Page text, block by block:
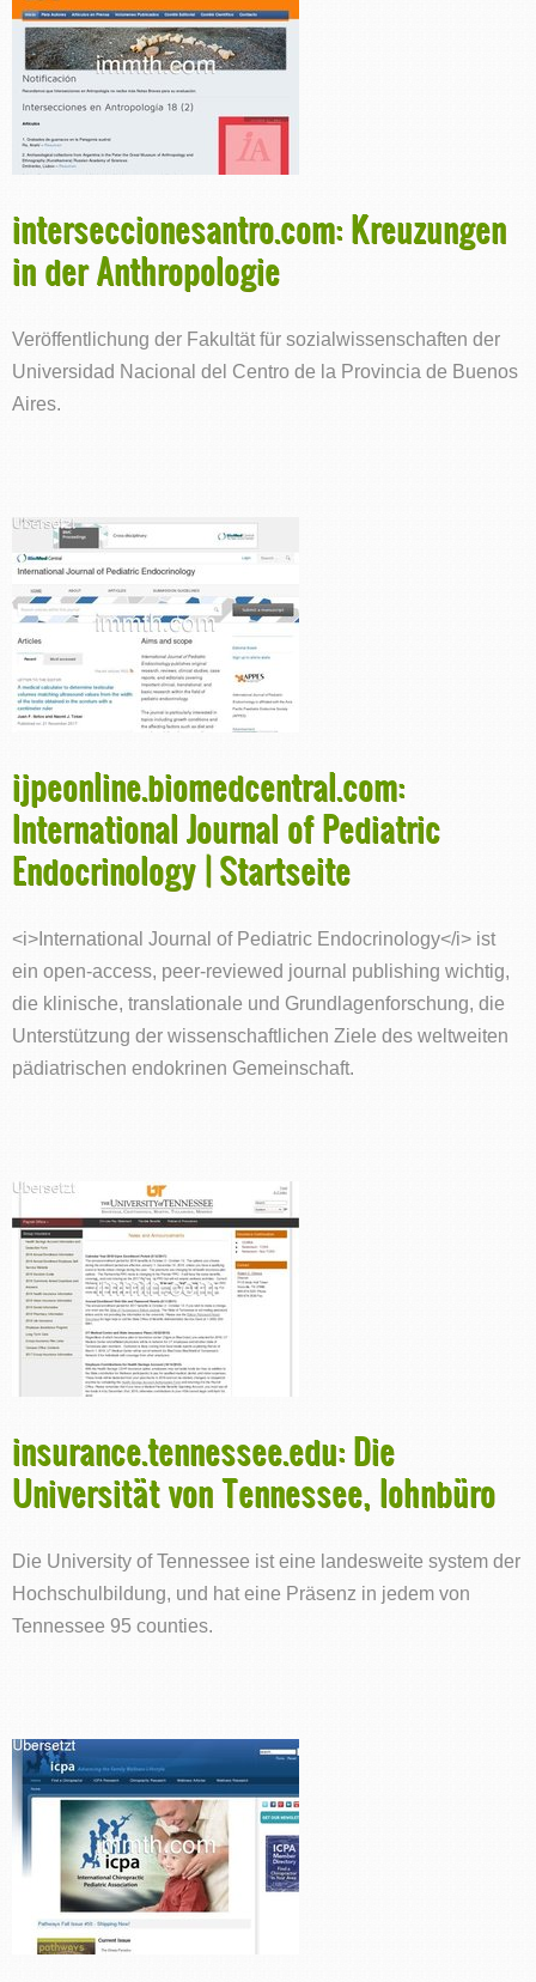
interseccionesantro.com: Kreuzungen
in der Anthropologie
Veröffentlichung der Fakultät für sozialwissenschaften der
Universidad Nacional del Centro de la Provincia de Buenos
Aires.
ijpeonline.biomedcentral.com:
International Journal of Pediatric
Endocrinology | Startseite
<i>International Journal of Pediatric Endocrinology</i> ist
ein open-access, peer-reviewed journal publishing wichtig,
die klinische, translationale und Grundlagenforschung, die
Unterstützung der wissenschaftlichen Ziele des weltweiten
pädiatrischen endokrinen Gemeinschaft.
insurance.tennessee.edu: Die
Universität von Tennessee, lohnbüro
Die University of Tennessee ist eine landesweite system der
Hochschulbildung, und hat eine Präsenz in jedem von
Tennessee 95 counties.